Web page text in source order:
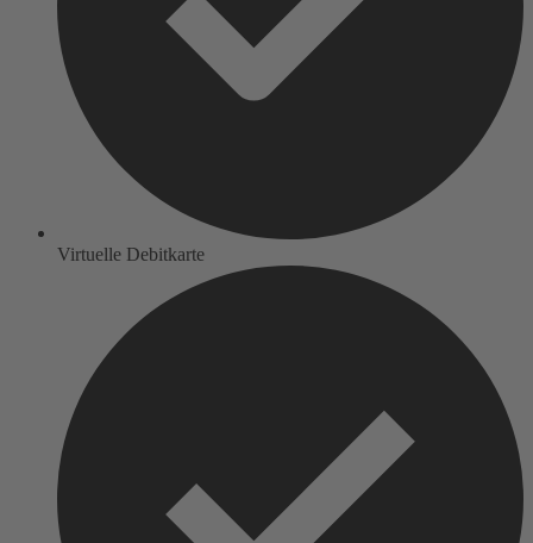
Virtuelle Debitkarte